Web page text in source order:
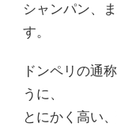
シャンパン、
す。
ドンペリの通
うに、
とにかく高い